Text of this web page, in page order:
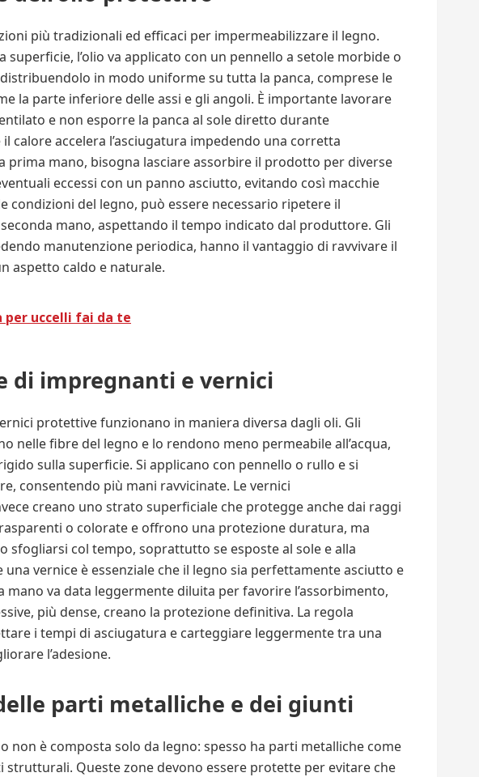
più tradizionali ed efficaci per impermeabilizzare il legno.
superficie, l’olio va applicato con un pennello a setole morbide o
in modo uniforme su tutta la panca, comprese le
la parte inferiore delle assi e gli angoli. È importante lavorare
e non esporre la panca al sole diretto durante
il calore accelera l’asciugatura impedendo una corretta
prima mano, bisogna lasciare assorbire il prodotto per diverse
eccessi con un panno asciutto, evitando così macchie
condizioni del legno, può essere necessario ripetere il
mano, aspettando il tempo indicato dal produttore. Gli
manutenzione periodica, hanno il vantaggio di ravvivare il
aspetto caldo e naturale.
per uccelli fai da te
di impregnanti e vernici
protettive funzionano in maniera diversa dagli oli. Gli
nelle fibre del legno e lo rendono meno permeabile all’acqua,
sulla superficie. Si applicano con pennello o rullo e si
consentendo più mani ravvicinate. Le vernici
creano uno strato superficiale che protegge anche dai raggi
o colorate e offrono una protezione duratura, ma
sfogliarsi col tempo, soprattutto se esposte al sole e alla
una vernice è essenziale che il legno sia perfettamente asciutto e
mano va data leggermente diluita per favorire l’assorbimento,
più dense, creano la protezione definitiva. La regola
i tempi di asciugatura e carteggiare leggermente tra una
l’adesione.
parti metalliche e dei giunti
non è composta solo da legno: spesso ha parti metalliche come
strutturali. Queste zone devono essere protette per evitare che